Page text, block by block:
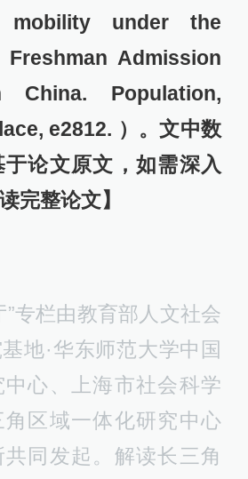
under the
Freshman Admission
China. Population,
e2812. ）。文中数
论文原文，如需深入
完整论文】
”专栏由教育部人文社会
地·华东师范大学中国
心、上海市社会科学
区域一体化研究中心
同发起。解读长三角